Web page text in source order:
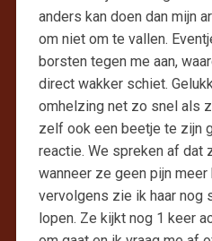
anders kan doen dan mijn
om niet om te vallen.
borsten tegen me aan,
direct wakker schiet.
omhelzing net zo snel als
zelf ook een beetje te zijn
reactie. We spreken af dat
wanneer ze geen pijn
vervolgens zie ik haar nog
lopen. Ze kijkt nog 1 keer